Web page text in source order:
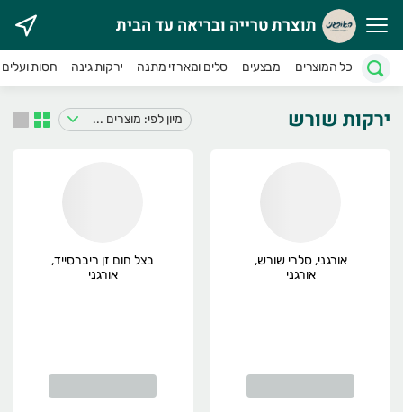
תוצרת טרייה ובריאה עד הבית
האורגני מטפח מעגל חקלאים וצרכנים במטרה לקדם חקלאות
תוצרת טרייה ובריאה עד הבית
כל המוצרים מבצעים סלים ומארזי מתנה ירקות גינה חסות ועלים
ירקות שורש מיון לפי: מוצרים במבצע
אורגני, סלרי שורש,
אורגני
בצל חום זן ריברסייד,
אורגני